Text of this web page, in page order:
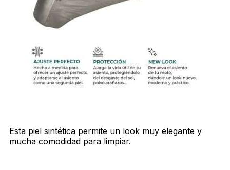
Esta piel sintética permite un look muy elegante y
mucha comodidad para limpiar.